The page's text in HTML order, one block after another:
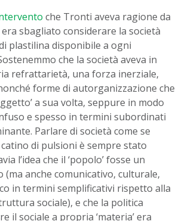
che Tronti aveva ragione da
sbagliato considerare la società
plastilina disponibile a ogni
che la società aveva in
refrattarietà, una forza inerziale,
forme di autorganizzazione che
a sua volta, seppure in modo
e spesso in termini subordinati
Parlare di società come se
di pulsioni è sempre stato
l’idea che il ‘popolo’ fosse un
anche comunicativo, culturale,
in termini semplificativi rispetto alla
sociale), e che la politica
il sociale a propria ‘materia’ era